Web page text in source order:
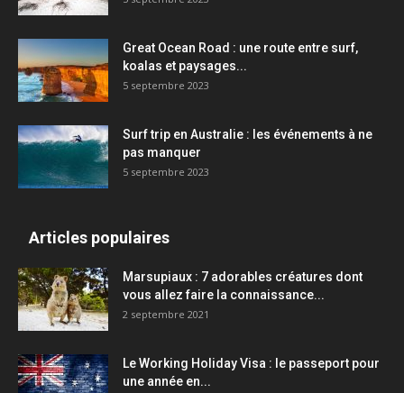
Great Ocean Road : une route entre surf,
koalas et paysages...
5 septembre 2023
Surf trip en Australie : les événements à ne
pas manquer
5 septembre 2023
Articles populaires
Marsupiaux : 7 adorables créatures dont
vous allez faire la connaissance...
2 septembre 2021
Le Working Holiday Visa : le passeport pour
une année en...